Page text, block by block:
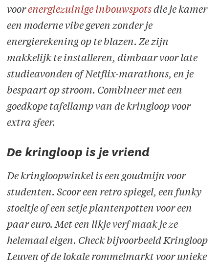
voorenergiezuinige inbouwspots die je kamer
een moderne vibe geven zonder je
energierekening op te blazen. Ze zijn
makkelijk te installeren, dimbaar voor late
studieavonden of Netflix-marathons, en je
bespaart op stroom. Combineer met een
goedkope tafellamp van de kringloop voor
extra sfeer.
De kringloop is je vriend
De kringloopwinkel is een goudmijn voor
studenten. Scoor een retro spiegel, een funky
stoeltje of een setje plantenpotten voor een
paar euro. Met een likje verf maak je ze
helemaal eigen. Check bijvoorbeeld Kringloop
Leuven of de lokale rommelmarkt voor unieke